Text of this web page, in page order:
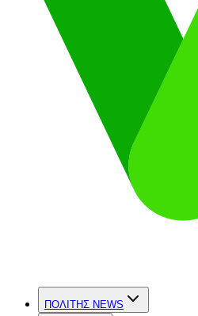
ΠΟΛΙΤΗΣ NEWS